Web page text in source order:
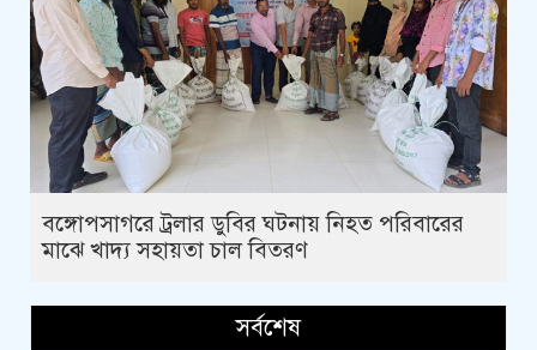
বঙ্গোপসাগরে ট্রলার ডুবির ঘটনায় নিহত পরিবারের
মাঝে খাদ্য সহায়তা চাল বিতরণ
সর্বশেষ